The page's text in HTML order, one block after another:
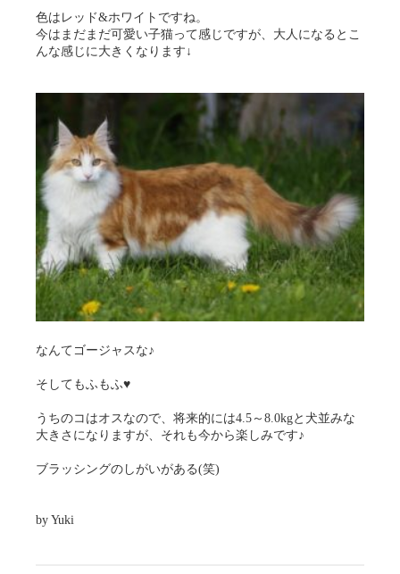
色はレッド&ホワイトですね。
今はまだまだ可愛い子猫って感じですが、大人になるとこ
んな感じに大きくなります↓
なんてゴージャスな♪
そしてもふもふ♥
うちのコはオスなので、将来的には4.5～8.0kgと犬並みな
大きさになりますが、それも今から楽しみです♪
ブラッシングのしがいがある(笑)
by Yuki